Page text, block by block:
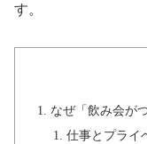
す。
なぜ「飲み会が
仕事とプライ